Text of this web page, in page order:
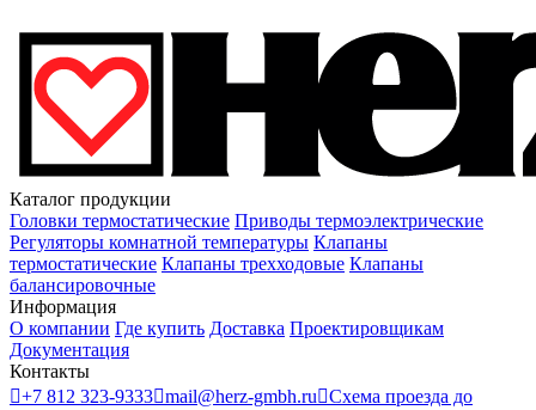
Каталог продукции
Головки термостатические Приводы термоэлектрические
Регуляторы комнатной температуры Клапаны
термостатические Клапаны трехходовые Клапаны
балансировочные
Информация
О компании Где купить Доставка Проектировщикам
Документация
Контакты
+7 812 323-9333mail@herz-gmbh.ruСхема проезда до